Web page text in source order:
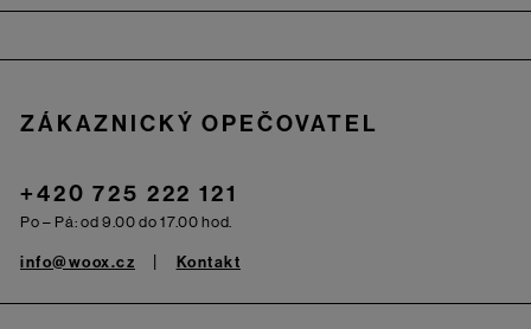
ZÁKAZNICKÝ OPEČOVATEL
+420 725 222 121
Po – Pá: od 9.00 do 17.00 hod.
info@woox.cz Kontakt